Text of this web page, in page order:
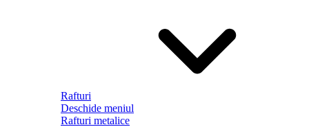
Rafturi
Deschide meniul
Rafturi metalice